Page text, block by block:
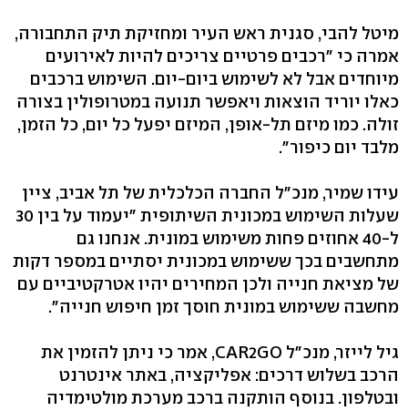
מיטל להבי, סגנית ראש העיר ומחזיקת תיק התחבורה,
אמרה כי "רכבים פרטיים צריכים להיות לאירועים
מיוחדים אבל לא לשימוש ביום-יום. השימוש ברכבים
כאלו יוריד הוצאות ויאפשר תנועה במטרופולין בצורה
זולה. כמו מיזם תל-אופן, המיזם יפעל כל יום, כל הזמן,
מלבד יום כיפור".
עידו שמיר, מנכ"ל החברה הכלכלית של תל אביב, ציין
שעלות השימוש במכונית השיתופית "יעמוד על בין 30
ל-40 אחוזים פחות משימוש במונית. אנחנו גם
מתחשבים בכך ששימוש במכונית יסתיים במספר דקות
של מציאת חנייה ולכן המחירים יהיו אטרקטיביים עם
מחשבה ששימוש במונית חוסך זמן חיפוש חנייה".
גיל לייזר, מנכ"ל CAR2GO, אמר כי ניתן להזמין את
הרכב בשלוש דרכים: אפליקציה, באתר אינטרנט
ובטלפון. בנוסף הותקנה ברכב מערכת מולטימדיה